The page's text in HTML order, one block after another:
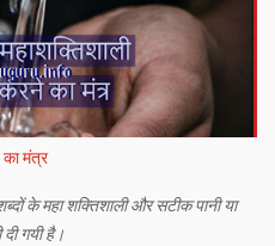
का मंत्र
के महा शक्तिशाली और सटीक पानी या
गयी है।